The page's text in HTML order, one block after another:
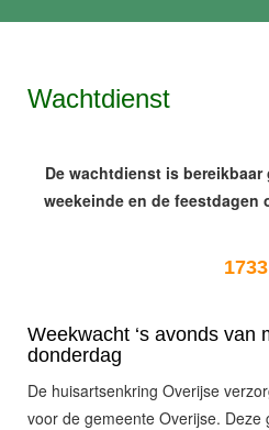
Wachtdienst
De wachtdienst is
weekeinde en de feestdagen
1733
Weekwacht ‘s avonds van
donderdag
De huisartsenkring Overijse
voor de gemeente Overijse.